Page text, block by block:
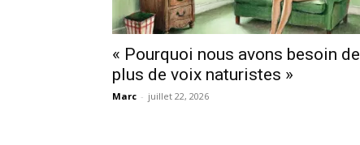
« Pourquoi nous avons besoin de
plus de voix naturistes »
Marc - juillet 22, 2026